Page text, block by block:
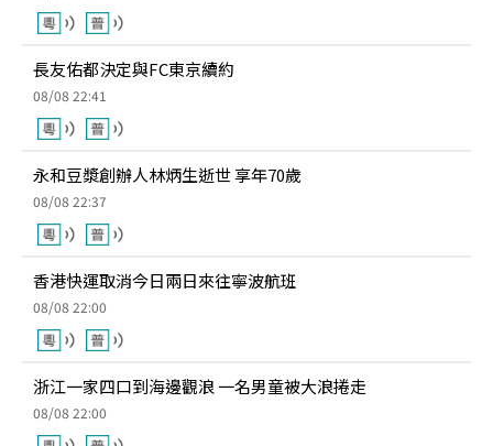
長友佑都決定與FC東京續約
08/08 22:41
永和豆漿創辦人林炳生逝世 享年70歲
08/08 22:37
香港快運取消今日兩日來往寧波航班
08/08 22:00
浙江一家四口到海邊觀浪 一名男童被大浪捲走
08/08 22:00